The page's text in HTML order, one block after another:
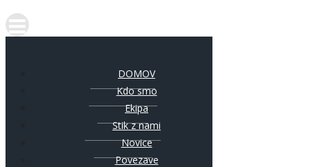
DOMOV
Kdo smo
Ekipa
Stik z nami
Novice
Povezave